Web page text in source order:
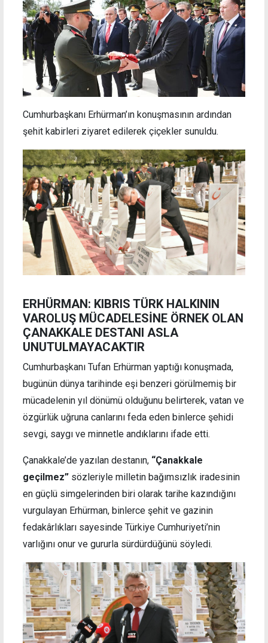
Cumhurbaşkanı Erhürman’ın konuşmasının ardından
şehit kabirleri ziyaret edilerek çiçekler sunuldu.
ERHÜRMAN: KIBRIS TÜRK HALKININ
VAROLUŞ MÜCADELESİNE ÖRNEK OLAN
ÇANAKKALE DESTANI ASLA
UNUTULMAYACAKTIR
Cumhurbaşkanı Tufan Erhürman yaptığı konuşmada,
bugünün dünya tarihinde eşi benzeri görülmemiş bir
mücadelenin yıl dönümü olduğunu belirterek, vatan ve
özgürlük uğruna canlarını feda eden binlerce şehidi
sevgi, saygı ve minnetle andıklarını ifade etti.
Çanakkale’de yazılan destanın, “Çanakkale
geçilmez” sözleriyle milletin bağımsızlık iradesinin
en güçlü simgelerinden biri olarak tarihe kazındığını
vurgulayan Erhürman, binlerce şehit ve gazinin
fedakârlıkları sayesinde Türkiye Cumhuriyeti’nin
varlığını onur ve gururla sürdürdüğünü söyledi.